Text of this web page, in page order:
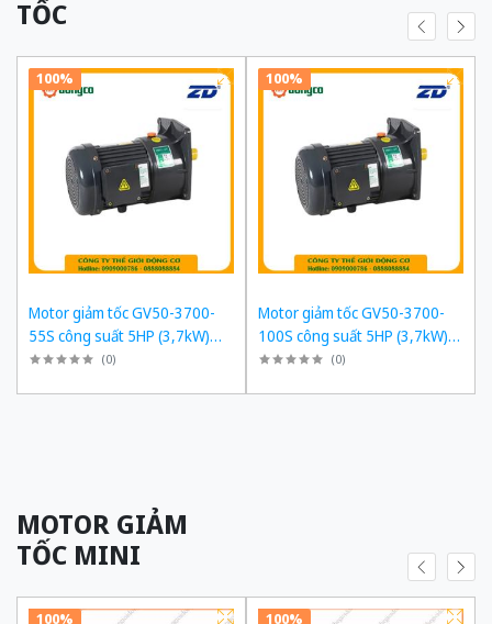
TỐC
100%
Motor giảm tốc GV50-3700-
55S công suất 5HP (3,7kW)
1/55 kiểu lắp Mặt bích
(0)
100%
Motor giảm tốc GV50-3700-
100S công suất 5HP (3,7kW)
1/100 kiểu lắp Mặt bích
(0)
MOTOR GIẢM
TỐC MINI
100% 100%